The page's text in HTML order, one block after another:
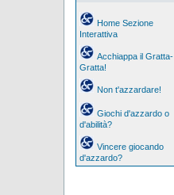
Home Sezione
Interattiva
Acchiappa il Gratta-
Gratta!
Non t'azzardare!
Giochi d'azzardo o
d'abilità?
Vincere giocando
d'azzardo?